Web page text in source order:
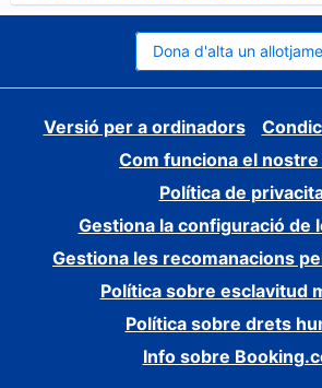
Dona d'alta un
Versió per a ordinadors
Com funciona el
Política de
Gestiona la configuració de
Gestiona les recomanacions
Política sobre esclavitud
Política sobre drets
Info sobre